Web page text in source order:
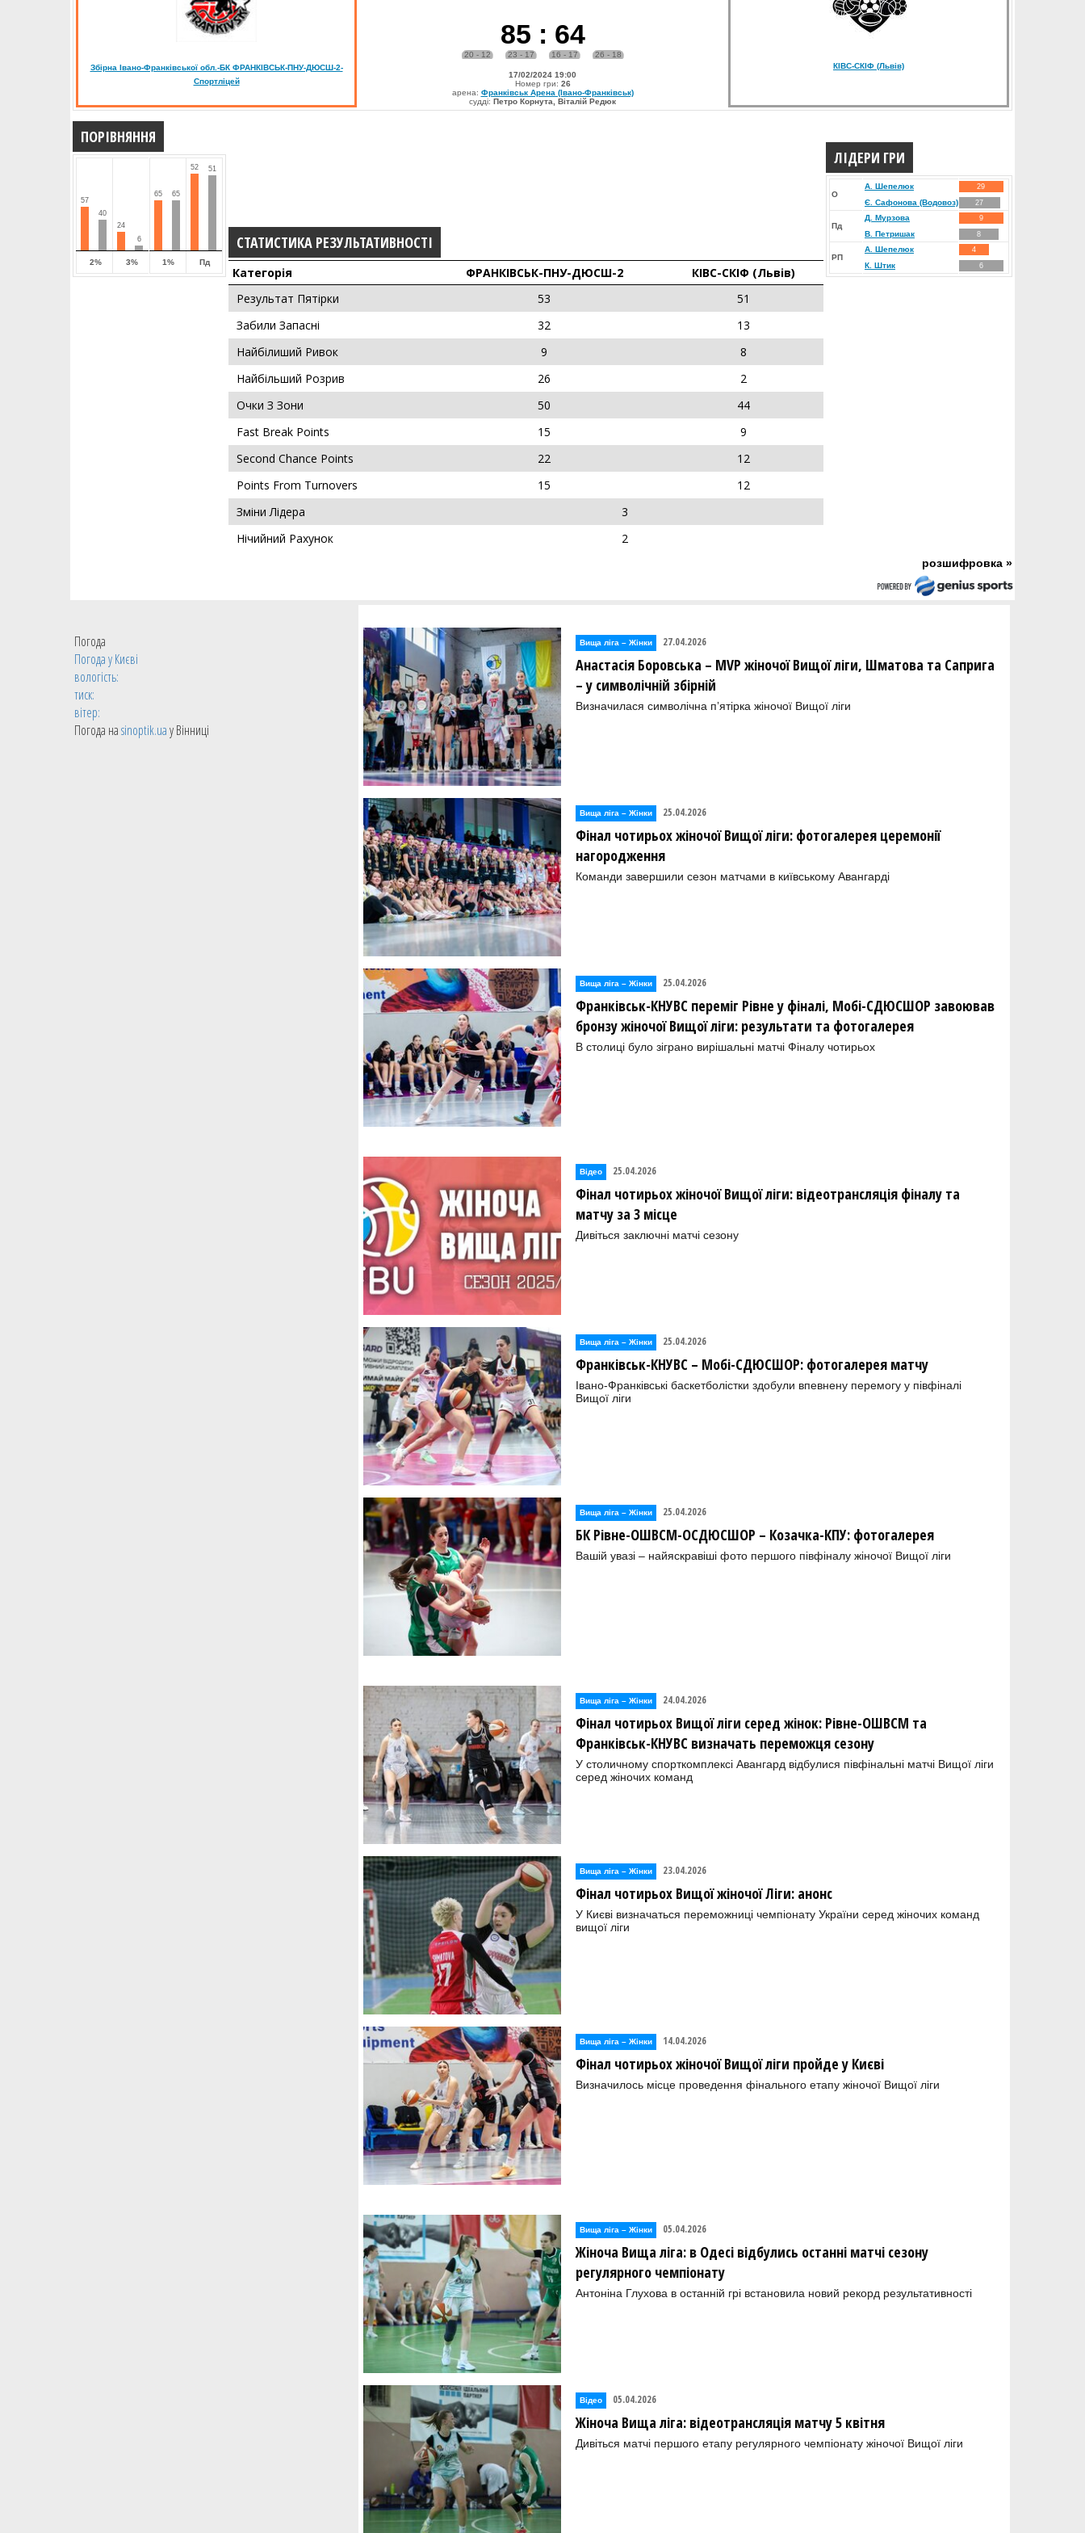
Збірна Івано-Франківської обл.-БК ФРАНКІВСЬК-ПНУ-ДЮСШ-2-
Спортліцей
85 : 64
20 - 12 23 - 17 16 - 17 26 - 18
17/02/2024 19:00
Номер гри: 26
арена: Франківськ Арена (Івано-Франківськ)
судді: Петро Корнута, Віталій Редюк
КIВС-СКІФ (Львів)
ПОРІВНЯННЯ
57
40
2%
24
6
3%
65 65
1%
52 51
Пд
СТАТИСТИКА РЕЗУЛЬТАТИВНОСТІ
Категорія ФРАНКІВСЬК-ПНУ-ДЮСШ-2
КIВС-СКІФ (Львів)
Результат Пятірки
53
51
Забили Запасні
32
13
Найбілиший Ривок
9
8
Найбільший Розрив
26
2
Очки З Зони
50
44
Fast Break Points
15
9
Second Chance Points
22
12
Points From Turnovers
15
12
Зміни Лідера
3
Нічийний Рахунок
2
ЛІДЕРИ ГРИ
О
А. Шепелюк 29
Є. Сафонова (Водовоз) 27
Пд
Д. Мурзова 9
В. Петришак 8
РП
А. Шепелюк 4
К. Штик 6
розшифровка »
Погода
Погода уКиєві
вологість:
тиск:
вітер:
Погода наsinoptik.uaу Вінниці
Вища лiга – Жiнки 27.04.2026
Анастасія Боровська – MVP жіночої Вищої ліги, Шматова та Саприга
– у символічній збірній
Визначилася символічна пʼятірка жіночої Вищої ліги
Вища лiга – Жiнки 25.04.2026
Фінал чотирьох жіночої Вищої ліги: фотогалерея церемонії
нагородження
Команди завершили сезон матчами в київському Авангарді
Вища лiга – Жiнки 25.04.2026
Франківськ-КНУВС переміг Рівне у фіналі, Мобі-СДЮСШОР завоював
бронзу жіночої Вищої ліги: результати та фотогалерея
В столиці було зіграно вирішальні матчі Фіналу чотирьох
Відео 25.04.2026
Фінал чотирьох жіночої Вищої ліги: відеотрансляція фіналу та
матчу за 3 місце
Дивіться заключні матчі сезону
Вища лiга – Жiнки 25.04.2026
Франківськ-КНУВС – Мобі-СДЮСШОР: фотогалерея матчу
Івано-Франківські баскетболістки здобули впевнену перемогу у півфіналі
Вищої ліги
Вища лiга – Жiнки 25.04.2026
БК Рівне-ОШВСМ-ОСДЮСШОР – Козачка-КПУ: фотогалерея
Вашій увазі – найяскравіші фото першого півфіналу жіночої Вищої ліги
Вища лiга – Жiнки 24.04.2026
Фінал чотирьох Вищої ліги серед жінок: Рівне-ОШВСМ та
Франківськ-КНУВС визначать переможця сезону
У столичному спорткомплексі Авангард відбулися півфінальні матчі Вищої ліги
серед жіночих команд
Вища лiга – Жiнки 23.04.2026
Фінал чотирьох Вищої жіночої Ліги: анонс
У Києві визначаться переможниці чемпіонату України серед жіночих команд
вищої ліги
Вища лiга – Жiнки 14.04.2026
Фінал чотирьох жіночої Вищої ліги пройде у Києві
Визначилось місце проведення фінального етапу жіночої Вищої ліги
Вища лiга – Жiнки 05.04.2026
Жіноча Вища ліга: в Одесі відбулись останні матчі сезону
регулярного чемпіонату
Антоніна Глухова в останній грі встановила новий рекорд результативності
Відео 05.04.2026
Жіноча Вища ліга: відеотрансляція матчу 5 квітня
Дивіться матчі першого етапу регулярного чемпіонату жіночої Вищої ліги